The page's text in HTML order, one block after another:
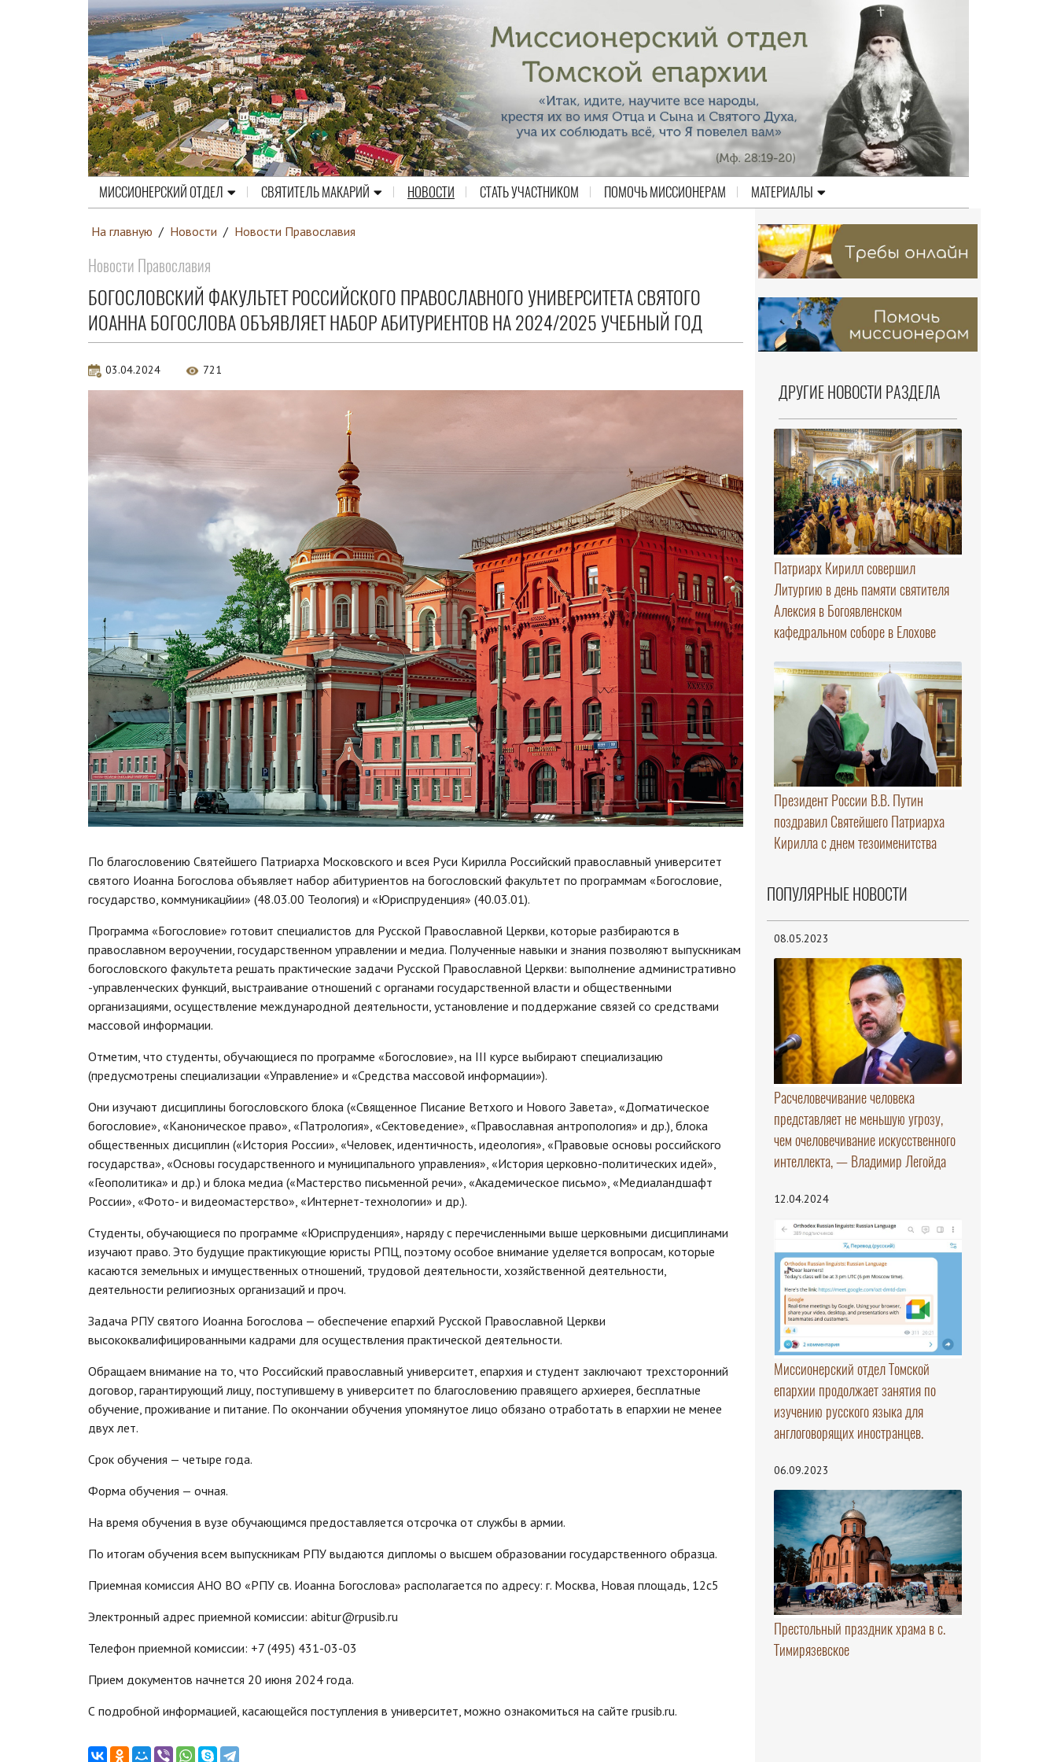
МИССИОНЕРСКИЙ ОТДЕЛ СВЯТИТЕЛЬ МАКАРИЙ НОВОСТИ СТАТЬ УЧАСТНИКОМ ПОМОЧЬ МИССИОНЕРАМ МАТЕРИАЛЫ
На главную / Новости / Новости Православия
Новости Православия
БОГОСЛОВСКИЙ ФАКУЛЬТЕТ РОССИЙСКОГО ПРАВОСЛАВНОГО УНИВЕРСИТЕТА СВЯТОГО
ИОАННА БОГОСЛОВА ОБЪЯВЛЯЕТ НАБОР АБИТУРИЕНТОВ НА 2024/2025 УЧЕБНЫЙ ГОД
03.04.2024 721
По благословению Святейшего Патриарха Московского и всея Руси Кирилла Российский православный университет
святого Иоанна Богослова объявляет набор абитуриентов на богословский факультет по программам «Богословие,
государство, коммуникацйии» (48.03.00 Теология) и «Юриспруденция» (40.03.01).
Программа «Богословие» готовит специалистов для Русской Православной Церкви, которые разбираются в
православном вероучении, государственном управлении и медиа. Полученные навыки и знания позволяют выпускникам
богословского факультета решать практические задачи Русской Православной Церкви: выполнение административно
-управленческих функций, выстраивание отношений с органами государственной власти и общественными
организациями, осуществление международной деятельности, установление и поддержание связей со средствами
массовой информации.
Отметим, что студенты, обучающиеся по программе «Богословие», на III курсе выбирают специализацию
(предусмотрены специализации «Управление» и «Средства массовой информации»).
Они изучают дисциплины богословского блока («Священное Писание Ветхого и Нового Завета», «Догматическое
богословие», «Каноническое право», «Патрология», «Сектоведение», «Православная антропология» и др.), блока
общественных дисциплин («История России», «Человек, идентичность, идеология», «Правовые основы российского
государства», «Основы государственного и муниципального управления», «История церковно-политических идей»,
«Геополитика» и др.) и блока медиа («Мастерство письменной речи», «Академическое письмо», «Медиаландшафт
России», «Фото- и видеомастерство», «Интернет-технологии» и др.).
Студенты, обучающиеся по программе «Юриспруденция», наряду с перечисленными выше церковными дисциплинами
изучают право. Это будущие практикующие юристы РПЦ, поэтому особое внимание уделяется вопросам, которые
касаются земельных и имущественных отношений, трудовой деятельности, хозяйственной деятельности,
деятельности религиозных организаций и проч.
Задача РПУ святого Иоанна Богослова — обеспечение епархий Русской Православной Церкви
высококвалифицированными кадрами для осуществления практической деятельности.
Обращаем внимание на то, что Российский православный университет, епархия и студент заключают трехсторонний
договор, гарантирующий лицу, поступившему в университет по благословению правящего архиерея, бесплатные
обучение, проживание и питание. По окончании обучения упомянутое лицо обязано отработать в епархии не менее
двух лет.
Срок обучения — четыре года.
Форма обучения — очная.
На время обучения в вузе обучающимся предоставляется отсрочка от службы в армии.
По итогам обучения всем выпускникам РПУ выдаются дипломы о высшем образовании государственного образца.
Приемная комиссия АНО ВО «РПУ св. Иоанна Богослова» располагается по адресу: г. Москва, Новая площадь, 12с5
Электронный адрес приемной комиссии: abitur@rpusib.ru
Телефон приемной комиссии: +7 (495) 431-03-03
Прием документов начнется 20 июня 2024 года.
С подробной информацией, касающейся поступления в университет, можно ознакомиться на сайте rpusib.ru.
ДРУГИЕ НОВОСТИ РАЗДЕЛА
Патриарх Кирилл совершил
Литургию в день памяти святителя
Алексия в Богоявленском
кафедральном соборе в Елохове
Президент России В.В. Путин
поздравил Святейшего Патриарха
Кирилла с днем тезоименитства
ПОПУЛЯРНЫЕ НОВОСТИ
08.05.2023
Расчеловечивание человека
представляет не меньшую угрозу,
чем очеловечивание искусственного
интеллекта, — Владимир Легойда
12.04.2024
Миссионерский отдел Томской
епархии продолжает занятия по
изучению русского языка для
англоговорящих иностранцев.
06.09.2023
Престольный праздник храма в с.
Тимирязевское